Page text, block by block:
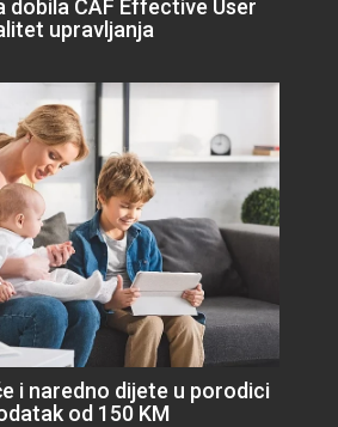
dobila CAF Effective User
upravljanja
i naredno dijete u porodici
od 150 KM